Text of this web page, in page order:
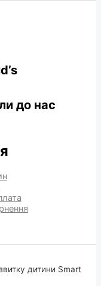
до нас
дитини Smart